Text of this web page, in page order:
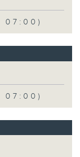
07:00)
07:00)